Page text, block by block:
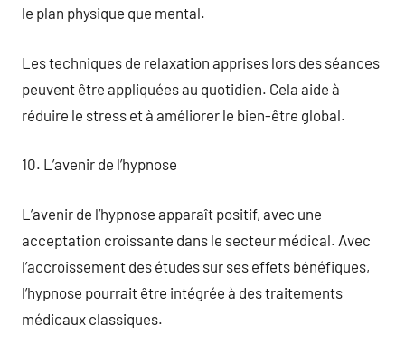
le plan physique que mental.
Les techniques de relaxation apprises lors des séances
peuvent être appliquées au quotidien. Cela aide à
réduire le stress et à améliorer le bien-être global.
10. L’avenir de l’hypnose
L’avenir de l’hypnose apparaît positif, avec une
acceptation croissante dans le secteur médical. Avec
l’accroissement des études sur ses effets bénéfiques,
l’hypnose pourrait être intégrée à des traitements
médicaux classiques.